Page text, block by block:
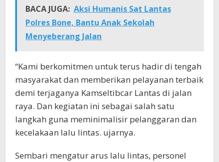
BACA JUGA: Aksi Humanis Sat Lantas
Polres Bone, Bantu Anak Sekolah
Menyeberang Jalan
“Kami berkomitmen untuk terus hadir di tengah
masyarakat dan memberikan pelayanan terbaik
demi terjaganya Kamseltibcar Lantas di jalan
raya. Dan kegiatan ini sebagai salah satu
langkah guna meminimalisir pelanggaran dan
kecelakaan lalu lintas. ujarnya.
Sembari mengatur arus lalu lintas, personel